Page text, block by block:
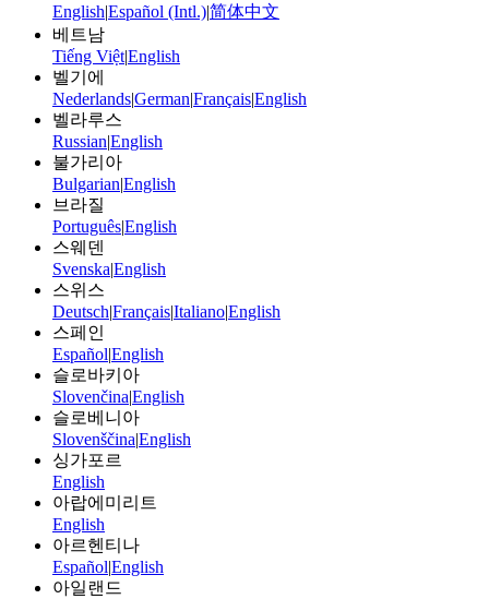
English|Español (Intl.)|简体中文
베트남
Tiếng Việt|English
벨기에
Nederlands|German|Français|English
벨라루스
Russian|English
불가리아
Bulgarian|English
브라질
Português|English
스웨덴
Svenska|English
스위스
Deutsch|Français|Italiano|English
스페인
Español|English
슬로바키아
Slovenčina|English
슬로베니아
Slovenščina|English
싱가포르
English
아랍에미리트
English
아르헨티나
Español|English
아일랜드